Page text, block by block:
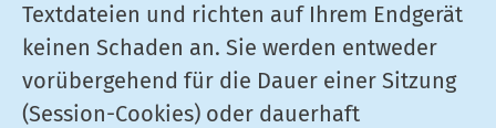
Textdateien und richten auf Ihrem Endgerät
keinen Schaden an. Sie werden entweder
vorübergehend für die Dauer einer Sitzung
(Session-Cookies) oder dauerhaft